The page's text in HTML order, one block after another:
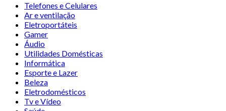
Telefones e Celulares
Ar e ventilação
Eletroportáteis
Gamer
Áudio
Utilidades Domésticas
Informática
Esporte e Lazer
Beleza
Eletrodomésticos
Tv e Vídeo